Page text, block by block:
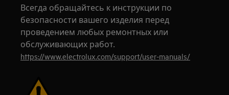
Всегда обращайтесь к инструкции по
безопасности вашего изделия перед
проведением любых ремонтных или
обслуживающих работ.
https://www.electrolux.com/support/user-manuals/